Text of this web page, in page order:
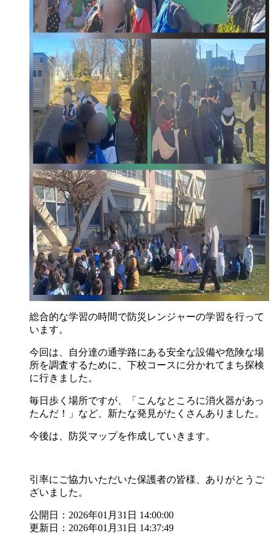
総合的な学習の時間で防災レンジャーの学習を行って
います。
今回は、自分達の通学路にある安全な設備や危険な場
所を調査するために、下校コースに分かれてまち探検
に行きました。
毎日歩く場所ですが、「こんなところに消火器があっ
たんだ！」など、新たな発見がたくさんありました。
今後は、防災マップを作成していきます。
引率にご協力いただいた保護者の皆様、ありがとうご
ざいました。
公開日：2026年01月31日 14:00:00
更新日：2026年01月31日 14:37:49